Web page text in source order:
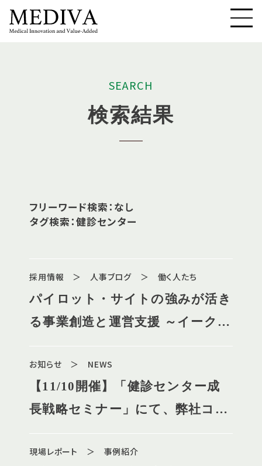
SEARCH
検索結果
フリーワード検索：なし
タグ検索：健診センター
採用情報 ＞ 人事ブログ ＞ 働く人たち
パイロット・サイトの強みが活き
る事業創造と運営支援 ～イーク渋
お知らせ ＞ NEWS
【11/10開催】「健診センター成
長戦略セミナー」にて、弊社コン
現場レポート ＞ 事例紹介